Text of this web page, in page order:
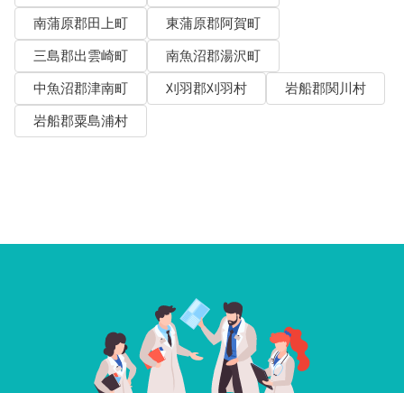
南蒲原郡田上町
東蒲原郡阿賀町
三島郡出雲崎町
南魚沼郡湯沢町
中魚沼郡津南町
刈羽郡刈羽村
岩船郡関川村
岩船郡粟島浦村